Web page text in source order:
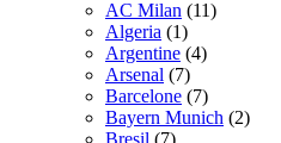
AC Milan (11)
Algeria (1)
Argentine (4)
Arsenal (7)
Barcelone (7)
Bayern Munich (2)
Bresil (7)